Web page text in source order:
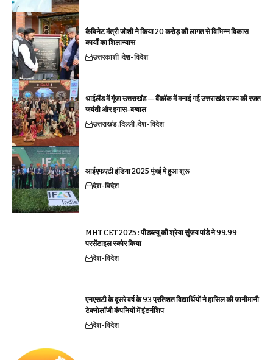
कैबिनेट मंत्री जोशी ने किया 20 करोड़ की लागत से विभिन्न विकास
कार्यों का शिलान्यास
उत्तरकाशी देश-विदेश
थाईलैंड में गूंजा उत्तराखंड — बैंकॉक में मनाई गई उत्तराखंड राज्य की रजत
जयंती और इगास-बग्वाल
उत्तराखंड दिल्ली देश-विदेश
आईएफएटी इंडिया 2025 मुंबई में हुआ शुरू
देश-विदेश
MHT CET 2025 : पीडब्ल्यू की श्रेया सुंजय पांडे ने 99.99
परसेंटाइल स्कोर किया
देश-विदेश
एनएसटी के दूसरे वर्ष के 93 प्रतिशत विद्यार्थियों ने हासिल की जानीमानी
टेक्नोलॉजी कंपनियों में इंटर्नशिप
देश-विदेश